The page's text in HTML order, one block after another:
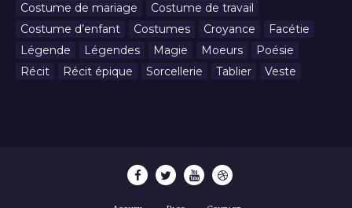
Costume de mariage
Costume de travail
Costume d’enfant
Costumes Croyance
Facétie
Légende
Légendes Magie Moeurs
Poésie
Récit
Récit épique Sorcellerie Tablier Veste